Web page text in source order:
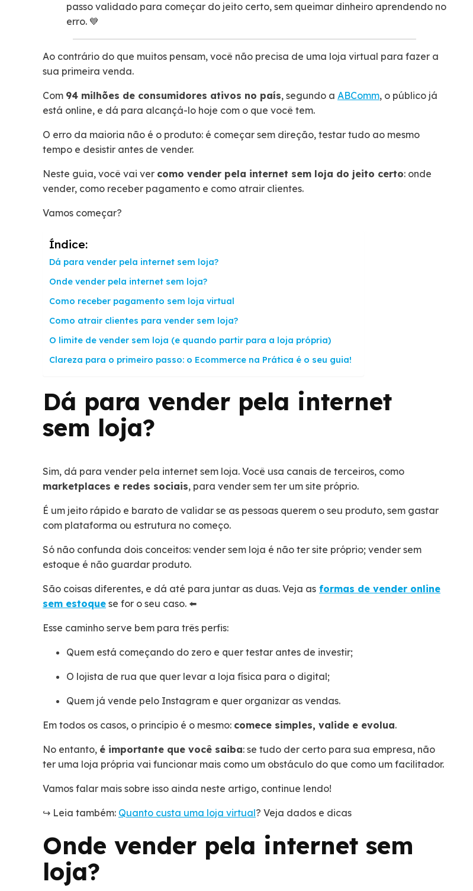
passo validado para começar do jeito certo, sem queimar dinheiro aprendendo no
erro. 💙
Ao contrário do que muitos pensam, você não precisa de uma loja virtual para fazer a
sua primeira venda.
Com 94 milhões de consumidores ativos no país, segundo a ABComm, o público já
está online, e dá para alcançá-lo hoje com o que você tem.
O erro da maioria não é o produto: é começar sem direção, testar tudo ao mesmo
tempo e desistir antes de vender.
Neste guia, você vai ver como vender pela internet sem loja do jeito certo: onde
vender, como receber pagamento e como atrair clientes.
Vamos começar?
Índice:
Dá para vender pela internet sem loja?
Onde vender pela internet sem loja?
Como receber pagamento sem loja virtual
Como atrair clientes para vender sem loja?
O limite de vender sem loja (e quando partir para a loja própria)
Clareza para o primeiro passo: o Ecommerce na Prática é o seu guia!
Dá para vender pela internet
sem loja?
Sim, dá para vender pela internet sem loja. Você usa canais de terceiros, como
marketplaces e redes sociais, para vender sem ter um site próprio.
É um jeito rápido e barato de validar se as pessoas querem o seu produto, sem gastar
com plataforma ou estrutura no começo.
Só não confunda dois conceitos: vender sem loja é não ter site próprio; vender sem
estoque é não guardar produto.
São coisas diferentes, e dá até para juntar as duas. Veja as formas de vender online
sem estoque se for o seu caso. ⬅️
Esse caminho serve bem para três perfis:
Quem está começando do zero e quer testar antes de investir;
O lojista de rua que quer levar a loja física para o digital;
Quem já vende pelo Instagram e quer organizar as vendas.
Em todos os casos, o princípio é o mesmo: comece simples, valide e evolua.
No entanto, é importante que você saiba: se tudo der certo para sua empresa, não
ter uma loja própria vai funcionar mais como um obstáculo do que como um facilitador.
Vamos falar mais sobre isso ainda neste artigo, continue lendo!
↪️ Leia também: Quanto custa uma loja virtual? Veja dados e dicas
Onde vender pela internet sem
loja?